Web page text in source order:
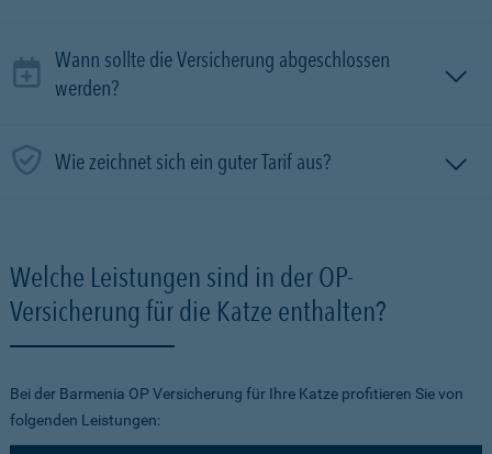
Wann sollte die Versicherung abgeschlossen
werden?
Wie zeichnet sich ein guter Tarif aus?
Welche Leistungen sind in der OP-
Versicherung für die Katze enthalten?
Bei der Barmenia OP Versicherung für Ihre Katze profitieren Sie von
folgenden Leistungen: